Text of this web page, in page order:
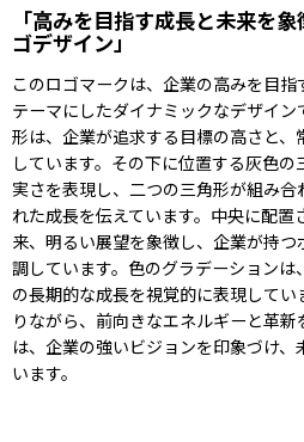
「高みを目指す成長と未来を
ゴデザイン」
このロゴマークは、企業の高みを目
テーマにしたダイナミックなデザイ
形は、企業が追求する目標の高さと
しています。その下に位置する灰色
実さを表現し、二つの三角形が組み
れた成長を伝えています。中央に配置
来、明るい展望を象徴し、企業が持
調しています。色のグラデーション
の長期的な成長を視覚的に表現して
りながら、前向きなエネルギーと革
は、企業の強いビジョンを印象づけ
います。